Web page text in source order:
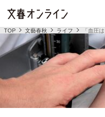
TOP 文藝春秋 ライフ 「血圧